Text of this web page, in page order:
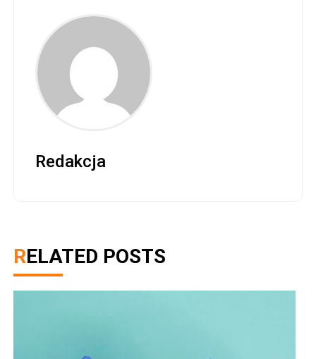
Redakcja
RELATED POSTS